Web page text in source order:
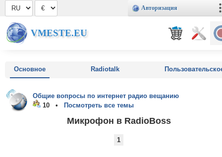
Авторизация
VMESTE.EU
Основное Radiotalk
Общие вопросы по интернет радио вещанию
10 •
Посмотреть все темы
Микрофон в RadioBoss
1